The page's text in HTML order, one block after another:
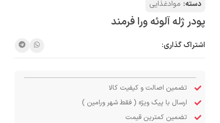
دسته: موادغذایی
پودر ژله آلوئه ورا فرمند
اشتراک گذاری:
تضمین اصالت و کیفیت کالا
ارسال با پیک ویژه ( فقط شهر ورامین )
تضمین کمترین قیمت